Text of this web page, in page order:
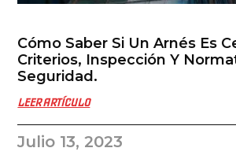
Cómo Saber Si Un Arnés Es
Criterios, Inspección Y
Seguridad.
LEER ARTÍCULO
Julio 13, 2023